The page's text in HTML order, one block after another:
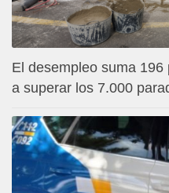
El desempleo suma
a superar los 7.000